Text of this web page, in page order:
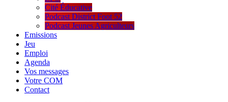
Cité Éducative
Podcast District Foot 52
Podcast Jeunes Agriculteurs
Emissions
Jeu
Emploi
Agenda
Vos messages
Votre COM
Contact